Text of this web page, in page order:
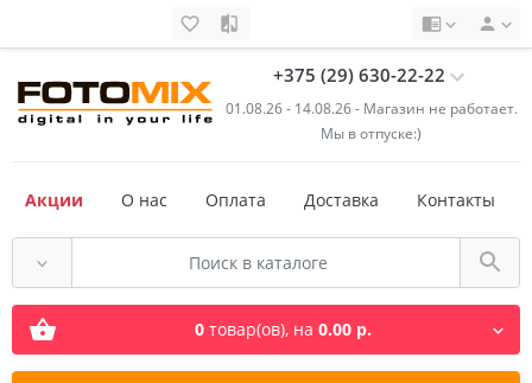
+375 (29) 630-22-22
01.08.26 - 14.08.26 - Магазин не работает.
Мы в отпуске:)
Акции О нас Оплата Доставка Контакты
0товар(ов), на 0.00 р.